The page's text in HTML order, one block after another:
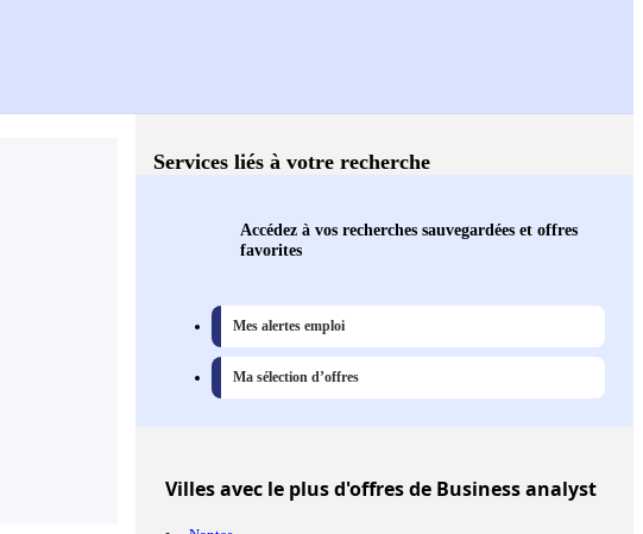
Services liés à votre recherche
Accédez à vos recherches sauvegardées et offres
favorites
Mes alertes emploi
Ma sélection d’offres
Villesavec le plus d'offres de Business analyst